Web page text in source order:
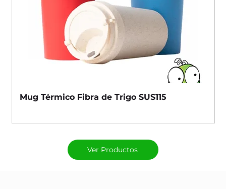
Ver Productos
Mug Térmico Fibra de Trigo SUS115